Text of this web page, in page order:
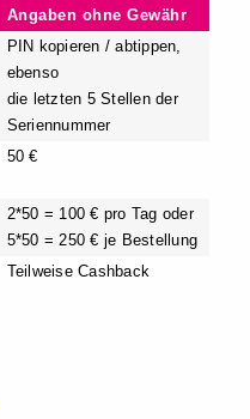
Angaben ohne Gewähr
PIN kopieren / abtippen,
ebenso
die letzten 5 Stellen der
Seriennummer
50 €
2*50 = 100 € pro Tag oder
5*50 = 250 € je Bestellung
Teilweise Cashback